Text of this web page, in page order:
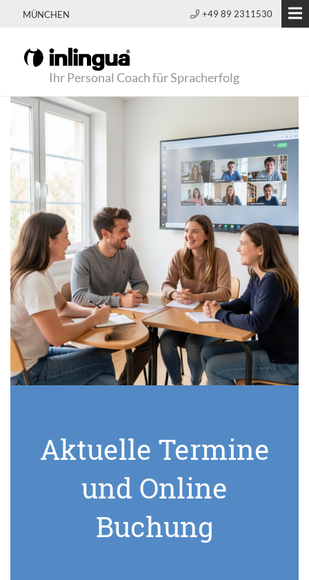
MÜNCHEN +49 89 2311530
Ihr Personal Coach für Spracherfolg
Aktuelle Termine
und Online
Buchung